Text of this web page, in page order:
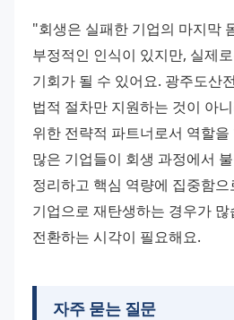
"회생은 실패한 기업의 마지막
부정적인 인식이 있지만, 실제
기회가 될 수 있어요. 광주도산
법적 절차만 지원하는 것이 아
위한 전략적 파트너로서 역할을
많은 기업들이 회생 과정에서
정리하고 핵심 역량에 집중함
기업으로 재탄생하는 경우가
전환하는 시각이 필요해요.
자주 묻는 질문